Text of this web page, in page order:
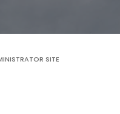
SITE